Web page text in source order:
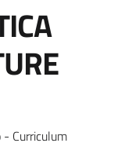
Curriculum